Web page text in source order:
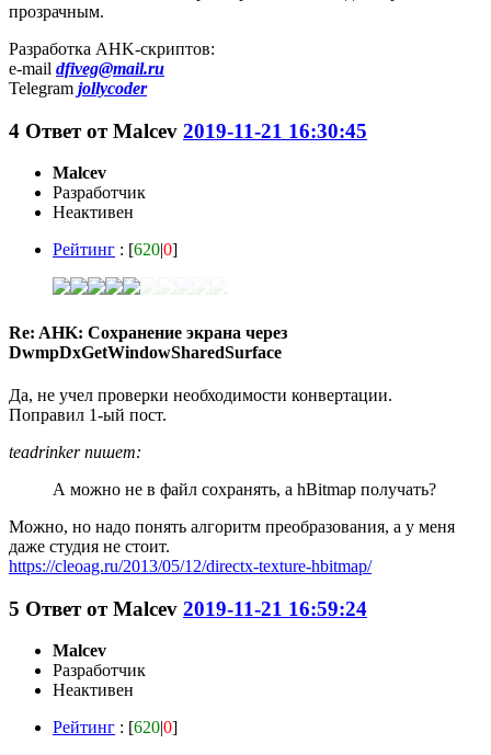
прозрачным.
Разработка AHK-скриптов:
e-mail dfiveg@mail.ru
Telegram jollycoder
4 Ответ отMalcev 2019-11-21 16:30:45
Malcev
Разработчик
Неактивен
Рейтинг : [620|0]
Re: AHK: Сохранение экрана через
DwmpDxGetWindowSharedSurface
Да, не учел проверки необходимости конвертации.
Поправил 1-ый пост.
teadrinker пишет:
А можно не в файл сохранять, а hBitmap получать?
Можно, но надо понять алгоритм преобразования, а у меня
даже студия не стоит.
https://cleoag.ru/2013/05/12/directx-texture-hbitmap/
5 Ответ отMalcev 2019-11-21 16:59:24
Malcev
Разработчик
Неактивен
Рейтинг : [620|0]